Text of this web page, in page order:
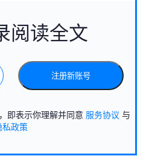
阅读全文
注册新账号
即表示你理解并同意 服务协议 与
私政策